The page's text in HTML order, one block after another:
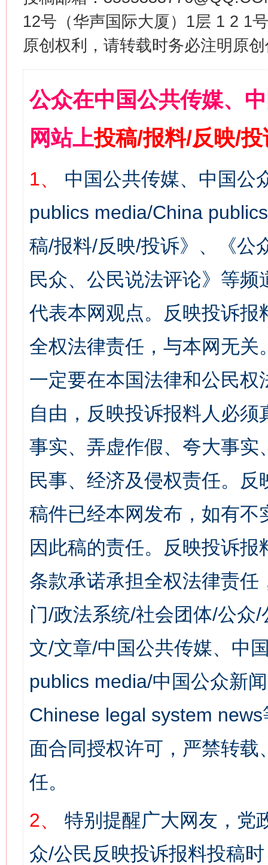
12号（华声国际大厦）1层 1 2 1
原创权利，请转载时务必注明原
公众在中国公共传媒、
网站上投稿/报料/反映/
1、
中国公共传媒、中国公
publics media/China
稿/报料/反映/投诉》、《公
民众、公民说法评论》等
代表本网观点。反映投诉
全权法律责任，与本网无
一定要在本国法律和公民
自由，反映投诉报料人必
事实、弄虚作假、夸大事
民事、经济及侵权责任。
稿件已经本网发布，如有
因此稿的责任。反映投诉
条款承诺承担全权法律责
门/政法系统/社会团体/公众
文/文章/中国公共传媒、中
publics media/中国公众新
Chinese legal system
面合同授权许可，严禁转
任。
2、
特别提醒广大网友，党
众/公民反映投诉报料投稿